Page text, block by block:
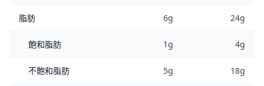
脂肪 6g 24g
飽和脂肪 1g 4g
不飽和脂肪 5g 18g